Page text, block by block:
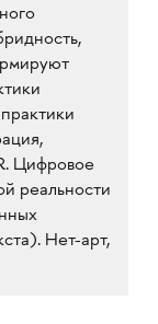
Цифровое
реальности
Нет-арт,